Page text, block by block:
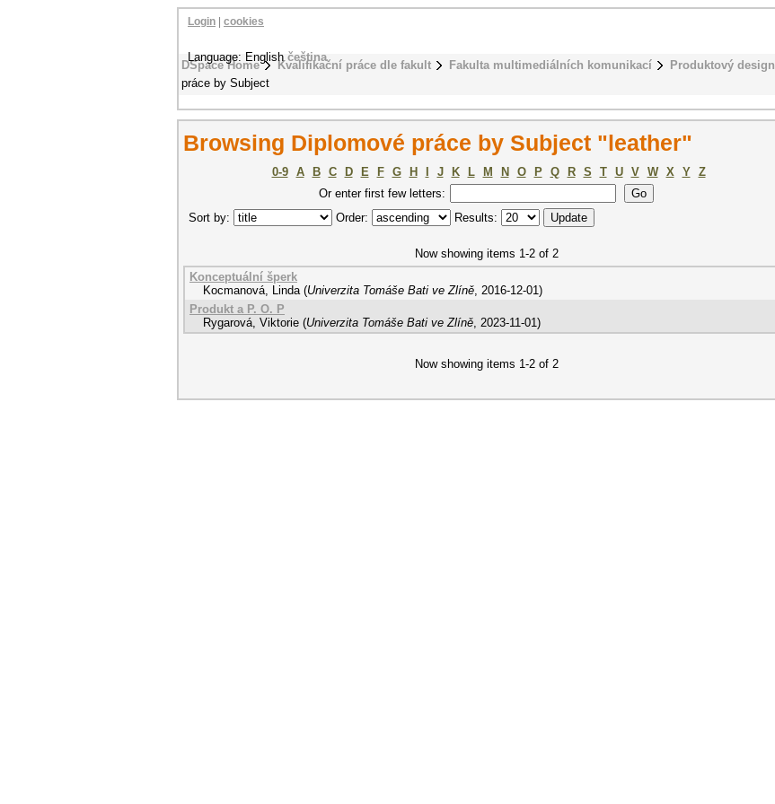
DSpace Home Kvalifikační práce dle fakult Fakulta multimediálních komunikací Produktový design
práce by Subject
Login cookies
Language: Englishčeština
Browsing Diplomové práce by Subject "leather"
0-9 A B C D E F G H J K L M N O P Q R S T U V W X Y
Z
Or enter first few letters:
Sort by:
Order: Results:
Now showing items 1-2 of 2
Konceptuální šperk
Kocmanová, Linda (Univerzita Tomáše Bati ve Zlíně, 2016-12-01)
Produkt a P. O. P
Rygarová, Viktorie (Univerzita Tomáše Bati ve Zlíně, 2023-11-01)
Now showing items 1-2 of 2